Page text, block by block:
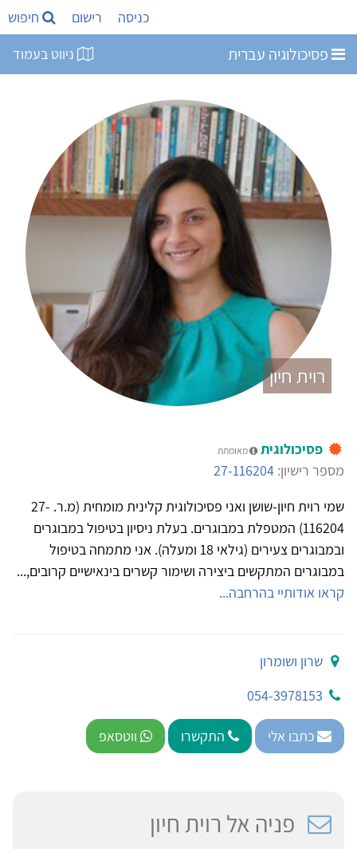
כניסה רישום חיפוש
פסיכולוגיה עברית ניווט בעמוד
רוית חיון
פסיכולוגית מאומתת
מספר רישיון: 27-116204
שמי רוית חיון-שושן ואני פסיכולוגית קלינית מומחית (מ.ר. 27-
116204) המטפלת במבוגרים. בעלת ניסיון בטיפול במבוגרים
ובמבוגרים צעירים (גילאי 18 ומעלה). אני מתמחה בטיפול
במבוגרים המתקשים ביצירה ושימור קשרים בינאישיים קרובים,...
קראו אודותיי בהרחבה...
שרון ושומרון
054-3978153
כתבו אלי התקשרו ווטסאפ
פניה אל רוית חיון